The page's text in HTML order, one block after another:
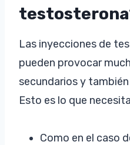
Las inyecciones de
pueden provocar
secundarios y
Esto es lo que
Como en el caso